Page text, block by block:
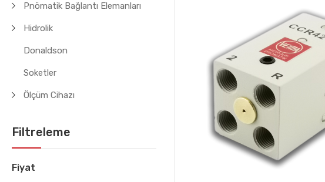
Pnömatik Bağlantı Elemanları
Hidrolik
Donaldson
Soketler
Ölçüm Cihazı
Filtreleme
Fiyat